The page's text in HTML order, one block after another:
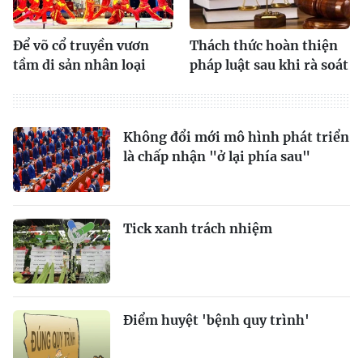
Để võ cổ truyền vươn
tầm di sản nhân loại
Thách thức hoàn thiện
pháp luật sau khi rà soát
Không đổi mới mô hình phát triển
là chấp nhận "ở lại phía sau"
Tick xanh trách nhiệm
Điểm huyệt 'bệnh quy trình'